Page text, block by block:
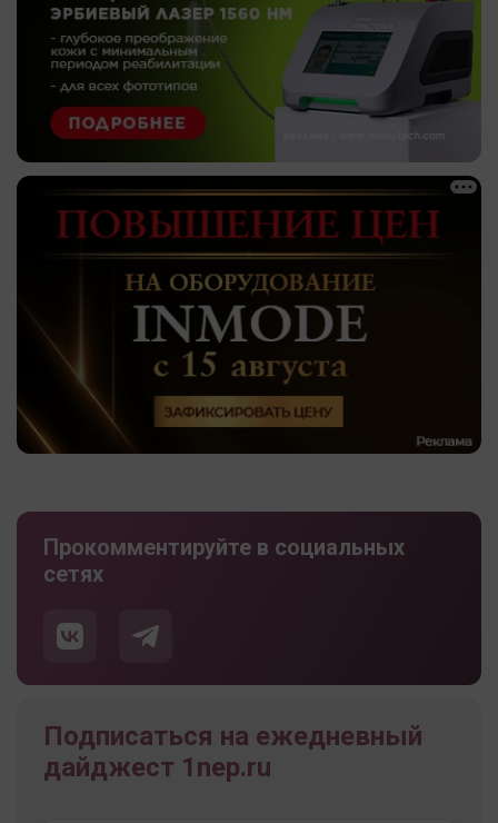
Прокомментируйте в социальных
сетях
Подписаться на ежедневный
дайджест 1nep.ru